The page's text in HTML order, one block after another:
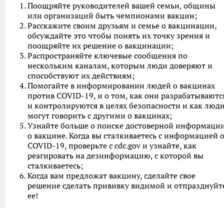
Поощряйте руководителей вашей семьи, общины
или организаций быть чемпионами вакцин;
Расскажите своим друзьям и семье о вакцинации,
обсуждайте это чтобы понять их точку зрения и
поощряйте их решение о вакцинации;
Распространяйте ключевые сообщения по
нескольким каналам, которым люди доверяют и
способствуют их действиям;
Помогайте в информировании людей о вакцинах
против COVID-19, и о том, как они
и контролируются в целях безопасности и как
могут говорить с другими о вакцинах;
Узнайте больше о поиске достоверной
о вакцине. Когда вы сталкиваетесь с информацией о
COVID-19, проверьте с cdc.gov и узнайте, как
реагировать на дезинформацию, с которой вы
сталкиваетесь;
Когда вам предложат вакцину, сделайте свое
решение сделать прививку видимой и
ее!